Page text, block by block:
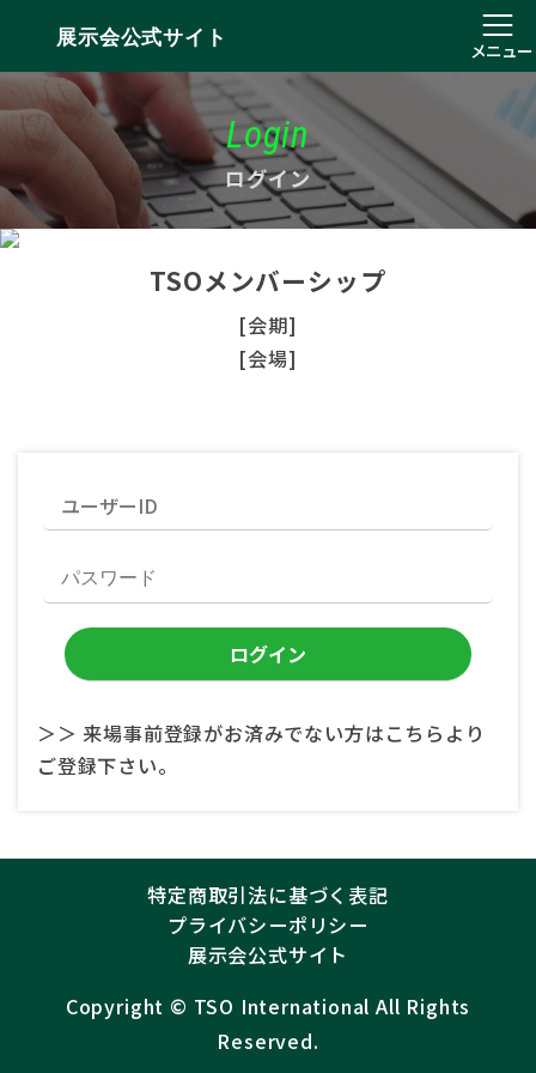
展示会公式サイト
メニュー
Login
ログイン
TSOメンバーシップ
[会期]
[会場]
＞＞ 来場事前登録がお済みでない方はこちらより
ご登録下さい。
特定商取引法に基づく表記
プライバシーポリシー
展示会公式サイト
Copyright ©︎ TSO International All Rights
Reserved.